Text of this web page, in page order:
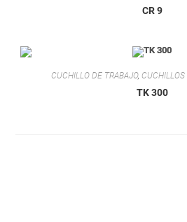
CR 9
CUCHILLO DE TRABAJO, CUCHILLOS
TK 300